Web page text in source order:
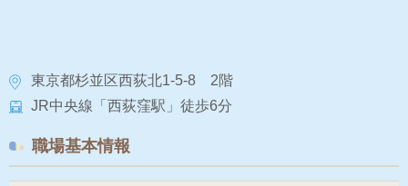
東京都杉並区西荻北1-5-8 2階
JR中央線「西荻窪駅」徒歩6分
職場基本情報